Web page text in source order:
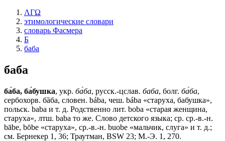
ΛΓΩ
этимологические словари
словарь Фасмера
Б
баба
баба
ба́ба, ба́бушка, укр. ба́ба, русск.-цслав. баба, болг. ба́ба,
сербохорв. бȁба, словен. bába, чеш. bába «старуха, бабушка»,
польск. baba и т. д. Родственно лит. boba «старая женщина,
старуха», лтш. baba то же. Слово детского языка; ср. ср.-в.-н.
bābe, bōbe «старуха», ср.-в.-н. buobe «мальчик, слуга» и т. д.;
см. Бернекер 1, 36; Траутман, BSW 23; М.-Э. 1, 270.